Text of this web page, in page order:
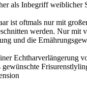
als Inbegriff weiblicher
ist oftmals nur mit
werden. Nur
und die
Echtharverlängerung